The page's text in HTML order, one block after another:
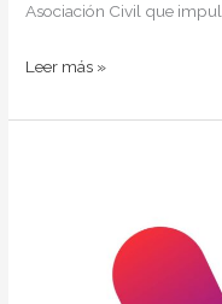
Asociación Civil que
Leer más »